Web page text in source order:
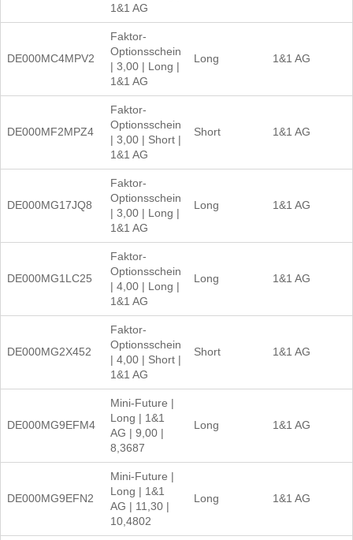
1&1 AG
DE000MC4MPV2
Faktor-
Optionsschein
| 3,00 | Long |
1&1 AG
Long 1&1 AG
DE000MF2MPZ4
Faktor-
Optionsschein
| 3,00 | Short |
1&1 AG
Short 1&1 AG
DE000MG17JQ8
Faktor-
Optionsschein
| 3,00 | Long |
1&1 AG
Long 1&1 AG
DE000MG1LC25
Faktor-
Optionsschein
| 4,00 | Long |
1&1 AG
Long 1&1 AG
DE000MG2X452
Faktor-
Optionsschein
| 4,00 | Short |
1&1 AG
Short 1&1 AG
DE000MG9EFM4
Mini-Future |
Long | 1&1
AG | 9,00 |
8,3687
Long 1&1 AG
DE000MG9EFN2
Mini-Future |
Long | 1&1
AG | 11,30 |
10,4802
Long 1&1 AG